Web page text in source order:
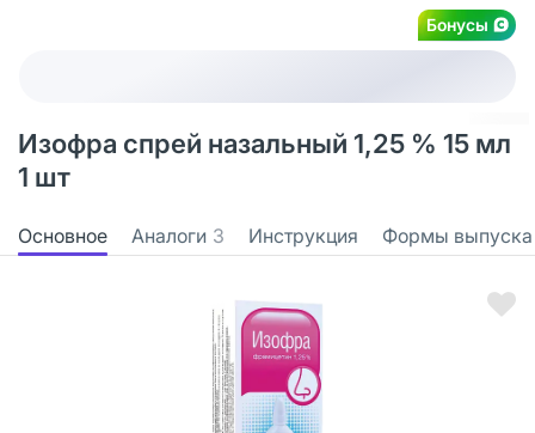
Бонусы
Изофра спрей назальный 1,25 % 15 мл
1 шт
Основное Аналоги 3 Инструкция Формы выпуска